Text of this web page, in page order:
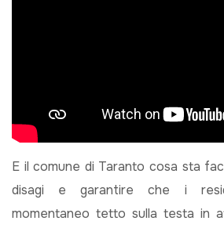
E il comune di Taranto cosa sta
disagi e garantire che i
momentaneo tetto sulla testa in